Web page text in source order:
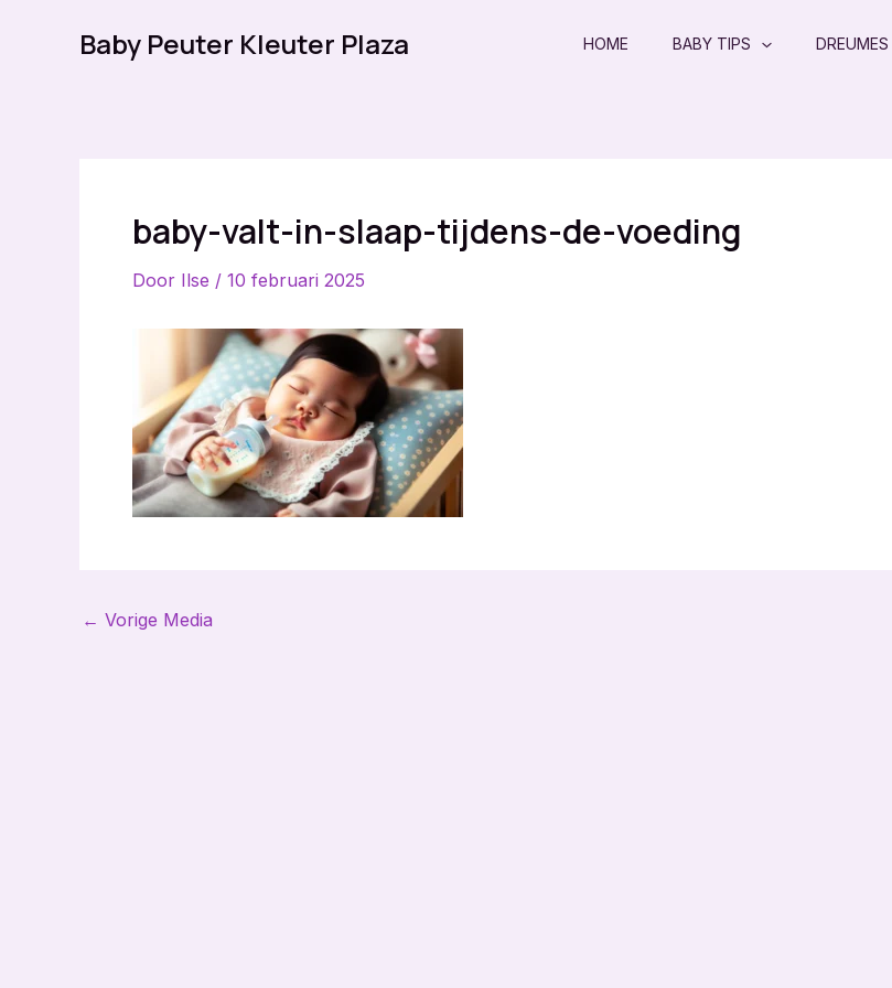
Baby Peuter Kleuter Plaza HOME BABY TIPS
baby-valt-in-slaap-tijdens-de-voeding
Door Ilse / 10 februari 2025
Bericht
← Vorige Media